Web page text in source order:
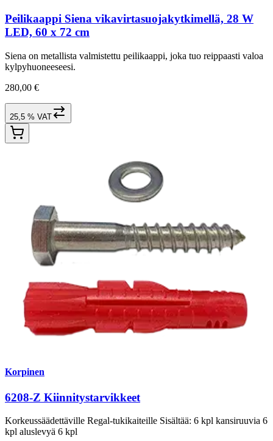
Peilikaappi Siena vikavirtasuojakytkimellä, 28 W
LED, 60 x 72 cm
Siena on metallista valmistettu peilikaappi, joka tuo reippaasti valoa
kylpyhuoneeseesi.
280,00 €
25,5 % VAT
Korpinen
6208-Z Kiinnitystarvikkeet
Korkeussäädettäville Regal-tukikaiteille Sisältää: 6 kpl kansiruuvia 6
kpl aluslevyä 6 kpl